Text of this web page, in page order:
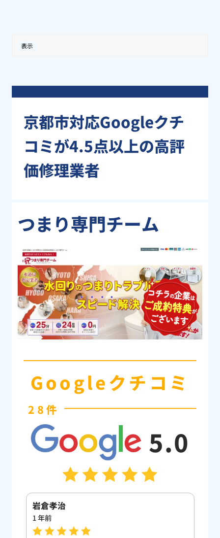
表示
京都市対応Googleクチ
コミが4.5点以上の高評
価修理業者
つまり専門チーム
Googleクチコミ
28件
5.0
岩倉孝治
1 年前